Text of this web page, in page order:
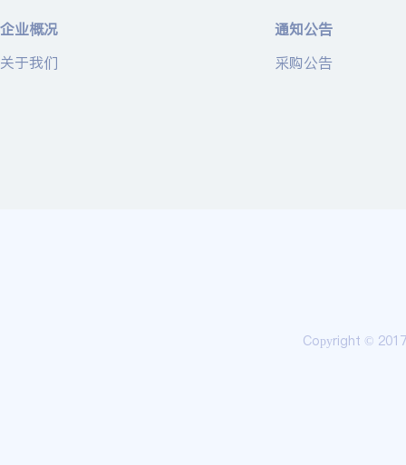
企业概况
关于我们
通知公告
采购公告
Copyright ©